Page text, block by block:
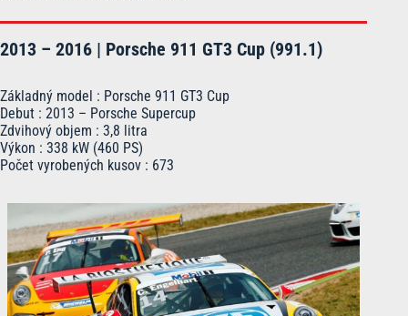
2013 – 2016 | Porsche 911 GT3 Cup (991.1)
Základný model : Porsche 911 GT3 Cup
Debut : 2013 – Porsche Supercup
Zdvihový objem : 3,8 litra
Výkon : 338 kW (460 PS)
Počet vyrobených kusov : 673